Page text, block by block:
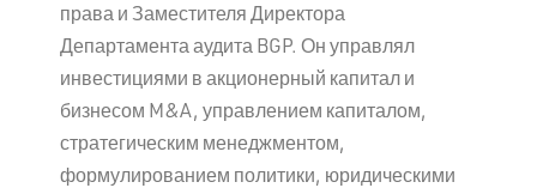
права и Заместителя Директора
Департамента аудита BGP. Он управлял
инвестициями в акционерный капитал и
бизнесом M&A, управлением капиталом,
стратегическим менеджментом,
формулированием политики, юридическими